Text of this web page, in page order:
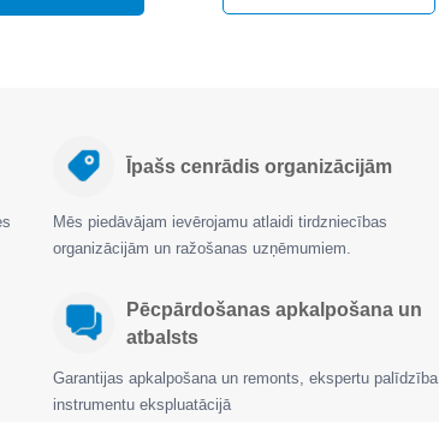
Īpašs cenrādis organizācijām
Mēs piedāvājam ievērojamu atlaidi tirdzniecības
organizācijām un ražošanas uzņēmumiem.
Pēcpārdošanas apkalpošana un
atbalsts
Garantijas apkalpošana un remonts, ekspertu palīdzība
instrumentu ekspluatācijā